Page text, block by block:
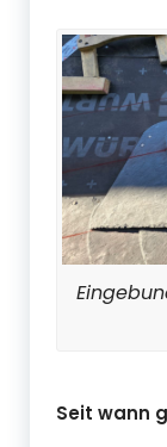
Seit wann